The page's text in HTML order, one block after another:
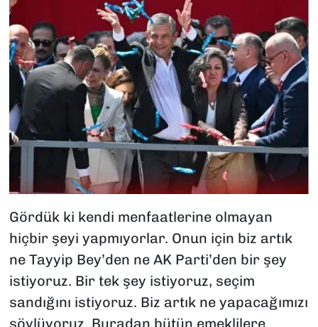
Gördük ki kendi menfaatlerine olmayan
hiçbir şeyi yapmıyorlar. Onun için biz artık
ne Tayyip Bey’den ne AK Parti’den bir şey
istiyoruz. Bir tek şey istiyoruz, seçim
sandığını istiyoruz. Biz artık ne yapacağımızı
söylüyoruz. Buradan bütün emeklilere